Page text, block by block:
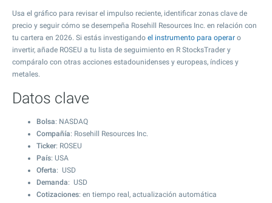
Usa el gráfico para revisar el impulso reciente, identificar zonas clave de
precio y seguir cómo se desempeña Rosehill Resources Inc. en relación con
tu cartera en 2026. Si estás investigando el instrumento para operar o
invertir, añade ROSEU a tu lista de seguimiento en R StocksTrader y
compáralo con otras acciones estadounidenses y europeas, índices y
metales.
Datos clave
Bolsa: NASDAQ
Compañía: Rosehill Resources Inc.
Ticker: ROSEU
País: USA
Oferta: USD
Demanda: USD
Cotizaciones: en tiempo real, actualización automática